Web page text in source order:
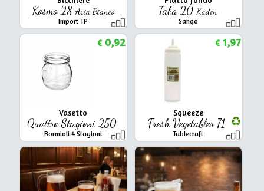
Kosmo 28 Aria Bianco
Import TP
Taba 20 Kaden
Sango
Vasetto
Quattro Stagioni 250
Bormioli 4 Stagioni
€0,92
Squeeze
Fresh Vegetables 71
Tablecraft
€1,97